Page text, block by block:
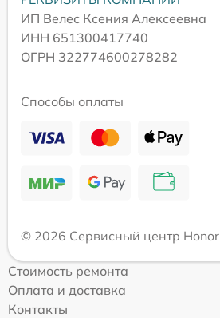
ИП Велес Ксения Алексеевна
ИНН 651300417740
ОГРН 322774600278282
Способы оплаты
© 2026 Сервисный центр Honor
Стоимость ремонта
Оплата и доставка
Контакты